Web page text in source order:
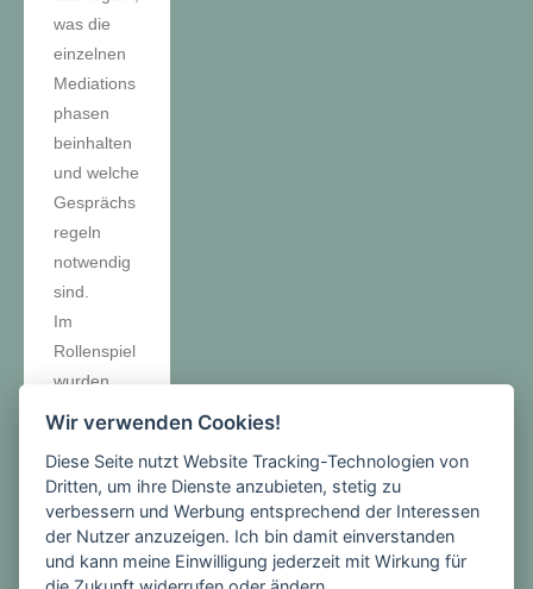
was die
einzelnen
Mediations
phasen
beinhalten
und welche
Gesprächs
regeln
notwendig
sind.
Im
Rollenspiel
wurden
schwierige
eines
Streitschlic
hter-
gesprächs
Wir verwenden Cookies!
Diese Seite nutzt Website Tracking-Technologien von
Dritten, um ihre Dienste anzubieten, stetig zu
verbessern und Werbung entsprechend der Interessen
der Nutzer anzuzeigen. Ich bin damit einverstanden
und kann meine Einwilligung jederzeit mit Wirkung für